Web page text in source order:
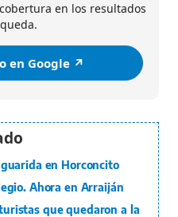
en los resultados
en Google ↗️
en Horconcito
Ahora en Arraiján
que quedaron a la